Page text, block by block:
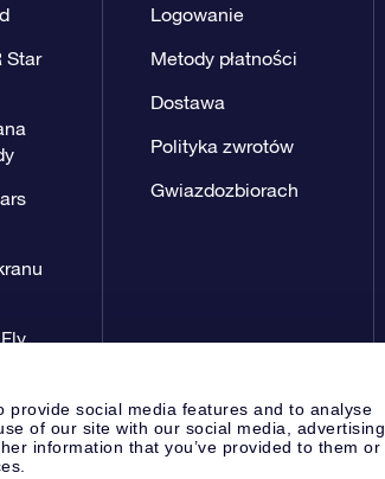
social media features and to analyse
of our site with our social media, advertising
information that you’ve provided to them or
Star
Logowanie
Metody płatności
Dostawa
Polityka zwrotów
Gwiazdozbiorach